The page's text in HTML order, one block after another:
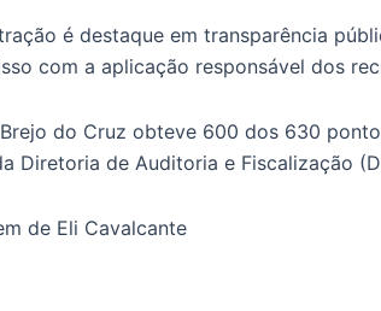
é destaque em transparência
com a aplicação responsável dos
do Cruz obteve 600 dos 630
Diretoria de Auditoria e Fiscalização
de Eli Cavalcante